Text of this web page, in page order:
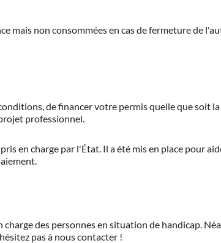
mais non consommées en cas de fermeture de
de financer votre permis quelle que soit
professionnel.
en charge par l'État. Il a été mis en place pour
des personnes en situation de handicap.
pas à nous contacter !